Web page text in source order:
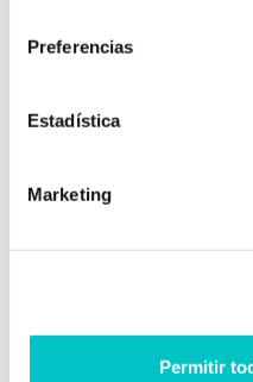
Preferencias
Estadística
Marketing
Permitir
especializada en
08/